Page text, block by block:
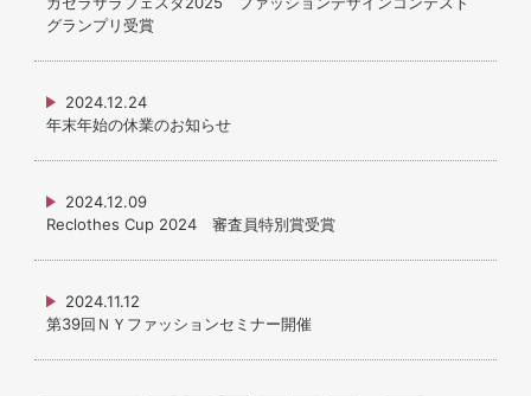
グランプリ受賞
2024.12.24
年末年始の休業のお知らせ
2024.12.09
Reclothes Cup 2024 審査員特別賞受賞
2024.11.12
第39回ＮＹファッションセミナー開催